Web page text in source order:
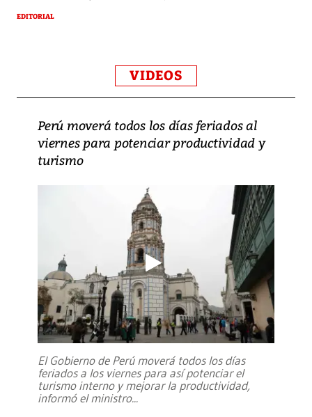
EDITORIAL
VIDEOS
Perú moverá todos los días feriados al
viernes para potenciar productividad y
turismo
El Gobierno de Perú moverá todos los días
feriados a los viernes para así potenciar el
turismo interno y mejorar la productividad,
informó el ministro...